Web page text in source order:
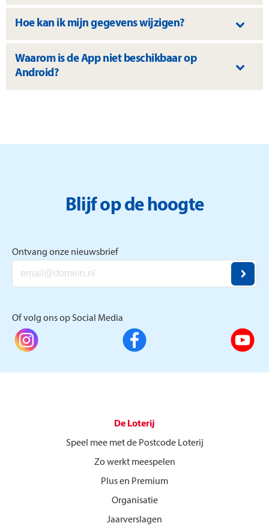
Hoe kan ik mijn gegevens wijzigen?
Waarom is de App niet beschikbaar op
Android?
Blijf op de hoogte
Ontvang onze nieuwsbrief
Of volg ons op Social Media
De Loterij
Speel mee met de Postcode Loterij
Zo werkt meespelen
Plus en Premium
Organisatie
Jaarverslagen